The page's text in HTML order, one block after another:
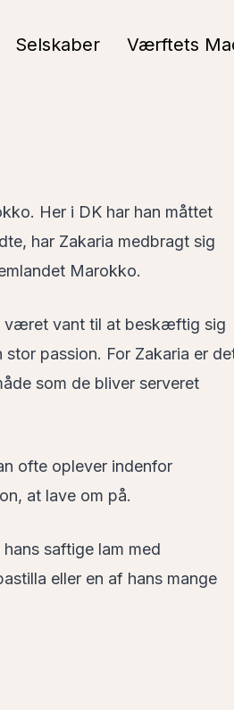
Selskaber Værftets
Her i DK har han måttet
har Zakaria medbragt sig
Marokko.
været vant til at beskæftig sig
passion. For Zakaria er
som de bliver serveret
ofte oplever indenfor
at lave om på.
saftige lam med
eller en af hans mange